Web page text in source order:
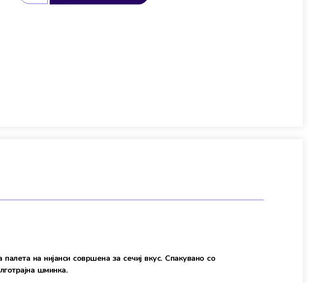
палета на нијанси совршена за сечиј вкус. Спакувано со
шминка.